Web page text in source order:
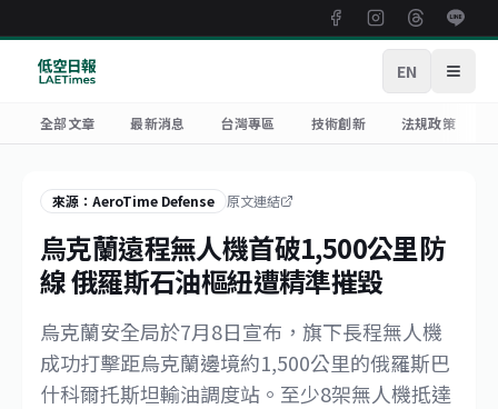
EN 開啟
全部文章 最新消息 台灣專區 技術創新 法規政策
來源：AeroTime Defense 原文連結
烏克蘭遠程無人機首破1,500公里防
線 俄羅斯石油樞紐遭精準摧毀
烏克蘭安全局於7月8日宣布，旗下長程無人機
成功打擊距烏克蘭邊境約1,500公里的俄羅斯巴
什科爾托斯坦輸油調度站。至少8架無人機抵達